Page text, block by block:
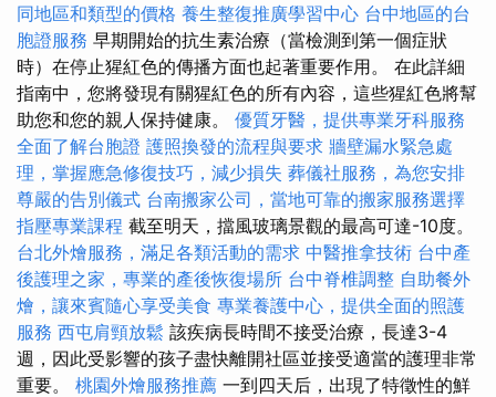
同地區和類型的價格 養生整復推廣學習中心 台中地區的台
胞證服務 早期開始的抗生素治療（當檢測到第一個症狀
時）在停止猩紅色的傳播方面也起著重要作用。 在此詳細
指南中，您將發現有關猩紅色的所有內容，這些猩紅色將幫
助您和您的親人保持健康。 優質牙醫，提供專業牙科服務
全面了解台胞證 護照換發的流程與要求 牆壁漏水緊急處
理，掌握應急修復技巧，減少損失 葬儀社服務，為您安排
尊嚴的告別儀式 台南搬家公司，當地可靠的搬家服務選擇
指壓專業課程 截至明天，擋風玻璃景觀的最高可達-10度。
台北外燴服務，滿足各類活動的需求 中醫推拿技術 台中產
後護理之家，專業的產後恢復場所 台中脊椎調整 自助餐外
燴，讓來賓隨心享受美食 專業養護中心，提供全面的照護
服務 西屯肩頸放鬆 該疾病長時間不接受治療，長達3-4
週，因此受影響的孩子盡快離開社區並接受適當的護理非常
重要。 桃園外燴服務推薦 一到四天后，出現了特徵性的鮮